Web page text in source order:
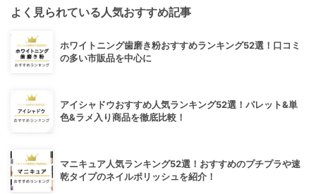
よく見られている人気おすすめ記事
ホワイトニング歯磨き粉おすすめランキング52選！口コミ
の多い市販品を中心に
アイシャドウおすすめ人気ランキング52選！パレット&単
色&ラメ入り商品を徹底比較！
マニキュア人気ランキング52選！おすすめのプチプラや速
乾タイプのネイルポリッシュを紹介！